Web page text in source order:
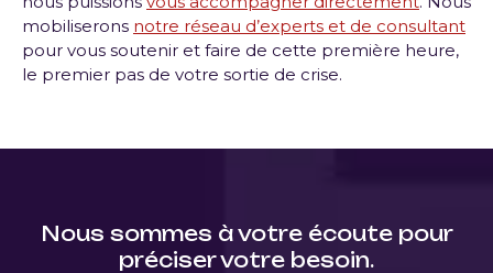
mobiliserons notre réseau d’experts et de consultant
pour vous soutenir et faire de cette première heure,
le premier pas de votre sortie de crise.
Nous sommes à votre écoute pour
préciser votre besoin.